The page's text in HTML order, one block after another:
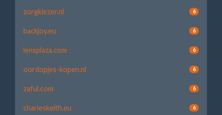
zorgkiezer.nl 6
backjoy.eu 6
lensplaza.com 6
oordopjes-kopen.nl 6
zaful.com 6
charleskeith.eu 6